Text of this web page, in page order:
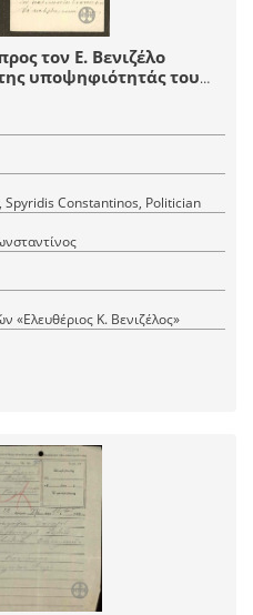
τον Ε. Βενιζέλο
υποψηφιότητάς του
Spyridis Constantinos, Politician
«Ελευθέριος Κ. Βενιζέλος»